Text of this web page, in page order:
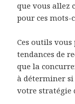
que vous allez
pour ces mots-
Ces outils
tendances de
que la
à déterminer
votre stratégie